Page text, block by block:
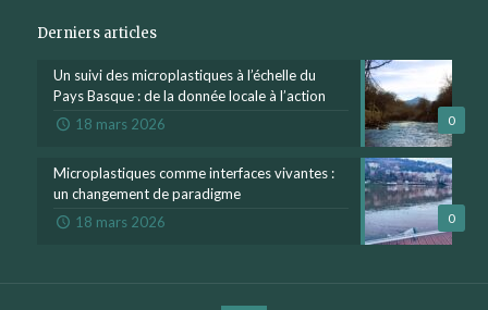
Derniers articles
0
Un suivi des microplastiques à l’échelle du
Pays Basque : de la donnée locale à l’action
18 mars 2026
0
Microplastiques comme interfaces vivantes :
un changement de paradigme
18 mars 2026